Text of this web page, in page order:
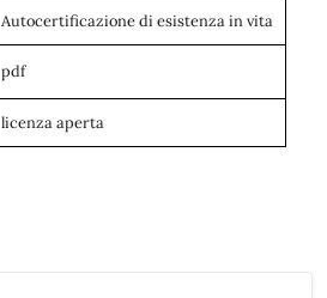
Autocertificazione di esistenza in vita
pdf
licenza aperta